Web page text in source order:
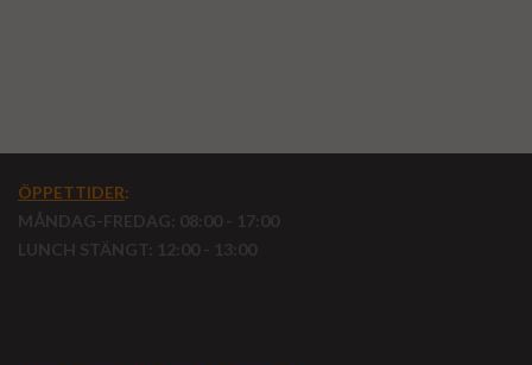
ÖPPETTIDER:
MÅNDAG-FREDAG: 08:00 - 17:00
LUNCH STÄNGT: 12:00 - 13:00